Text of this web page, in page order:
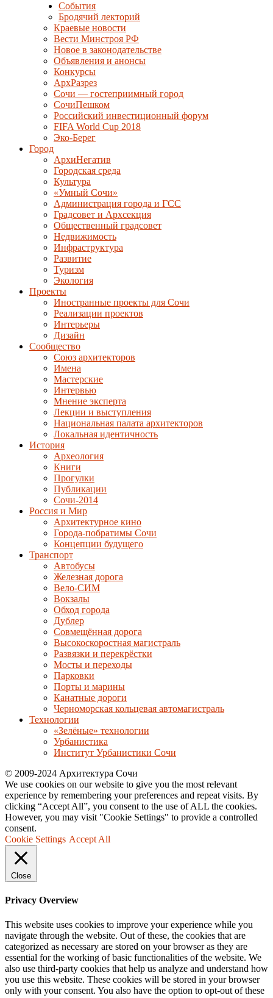
События
Бродячий лекторий
Краевые новости
Вести Минстроя РФ
Новое в законодательстве
Объявления и анонсы
Конкурсы
АрхРазрез
Сочи — гостеприимный город
СочиПешком
Российский инвестиционный форум
FIFA World Cup 2018
Эко-Берег
Город
АрхиНегатив
Городская среда
Культура
«Умный Сочи»
Администрация города и ГСС
Градсовет и Архсекция
Общественный градсовет
Недвижимость
Инфраструктура
Развитие
Туризм
Экология
Проекты
Иностранные проекты для Сочи
Реализации проектов
Интерьеры
Дизайн
Сообщество
Союз архитекторов
Имена
Мастерские
Интервью
Мнение эксперта
Лекции и выступления
Национальная палата архитекторов
Локальная идентичность
История
Археология
Книги
Прогулки
Публикации
Сочи-2014
Россия и Мир
Архитектурное кино
Города-побратимы Сочи
Концепции будущего
Транспорт
Автобусы
Железная дорога
Вело-СИМ
Вокзалы
Обход города
Дублер
Совмещённая дорога
Высокоскоростная магистраль
Развязки и перекрёстки
Мосты и переходы
Парковки
Порты и марины
Канатные дороги
Черноморская кольцевая автомагистраль
Технологии
«Зелёные» технологии
Урбанистика
Институт Урбанистики Сочи
© 2009-2024 Архитектура Сочи
We use cookies on our website to give you the most relevant
experience by remembering your preferences and repeat visits. By
clicking “Accept All”, you consent to the use of ALL the cookies.
However, you may visit "Cookie Settings" to provide a controlled
consent.
Cookie Settings Accept All
Close
Privacy Overview
This website uses cookies to improve your experience while you
navigate through the website. Out of these, the cookies that are
categorized as necessary are stored on your browser as they are
essential for the working of basic functionalities of the website. We
also use third-party cookies that help us analyze and understand how
you use this website. These cookies will be stored in your browser
only with your consent. You also have the option to opt-out of these